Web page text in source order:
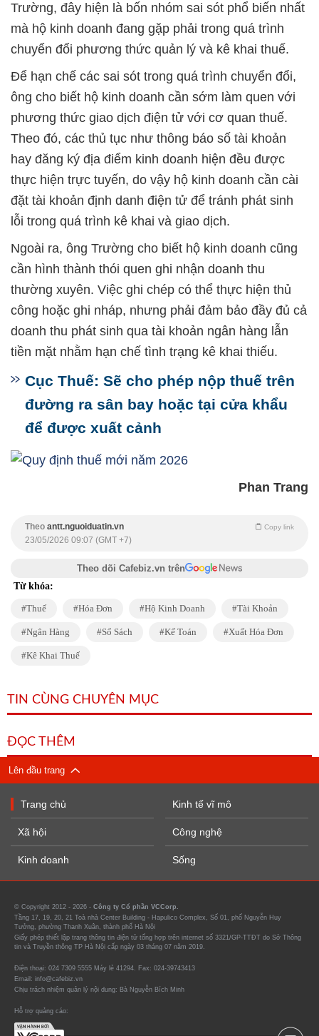
Trường, đây hiện là bốn nhóm sai sót phổ biến nhất
mà hộ kinh doanh đang gặp phải trong quá trình
chuyển đổi phương thức quản lý và kê khai thuế.
Để hạn chế các sai sót trong quá trình chuyển đổi,
ông cho biết hộ kinh doanh cần sớm làm quen với
phương thức giao dịch điện tử với cơ quan thuế.
Theo đó, các thủ tục như thông báo số tài khoản
hay đăng ký địa điểm kinh doanh hiện đều được
thực hiện trực tuyến, do vậy hộ kinh doanh cần cài
đặt tài khoản định danh điện tử để tránh phát sinh
lỗi trong quá trình kê khai và giao dịch.
Ngoài ra, ông Trường cho biết hộ kinh doanh cũng
cần hình thành thói quen ghi nhận doanh thu
thường xuyên. Việc ghi chép có thể thực hiện thủ
công hoặc ghi nháp, nhưng phải đảm bảo đầy đủ cả
doanh thu phát sinh qua tài khoản ngân hàng lẫn
tiền mặt nhằm hạn chế tình trạng kê khai thiếu.
Cục Thuế: Sẽ cho phép nộp thuế trên
đường ra sân bay hoặc tại cửa khẩu
để được xuất cảnh
Phan Trang
Theo antt.nguoiduatin.vn Copy link
23/05/2026 09:07 (GMT +7)
Theo dõi Cafebiz.vn trên
Từ khóa:
Thuế Hóa Đơn Hộ Kinh Doanh Tài Khoản
Ngân Hàng Sổ Sách Kế Toán Xuất Hóa Đơn
Kê Khai Thuế
TIN CÙNG CHUYÊN MỤC
ĐỌC THÊM
Lên đầu trang
Trang chủ
Xã hội
Kinh doanh
Kinh tế vĩ mô
Công nghệ
Sống
© Copyright 2012 - 2026 - Công ty Cổ phần VCCorp.
Tầng 17, 19, 20, 21 Toà nhà Center Building - Hapulico Complex, Số 01, phố Nguyễn Huy
Tưởng, phường Thanh Xuân, thành phố Hà Nội
Giấy phép thiết lập trang thông tin điện tử tổng hợp trên internet số 3321/GP-TTĐT do Sở Thông
tin và Truyền thông TP Hà Nội cấp ngày 03 tháng 07 năm 2019.
Điện thoại: 024 7309 5555 Máy lẻ 41294. Fax: 024-39743413
Email: info@cafebiz.vn
Chịu trách nhiệm quản lý nội dung: Bà Nguyễn Bích Minh
Hỗ trợ quảng cáo: